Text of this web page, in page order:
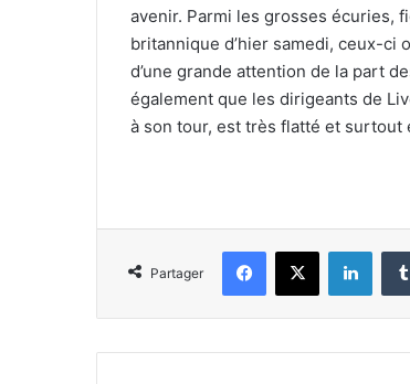
avenir. Parmi les grosses écuries,
britannique d’hier samedi, ceux-ci
d’une grande attention de la part
également que les dirigeants de
à son tour, est très flatté et surtout
Partager
Facebook
X